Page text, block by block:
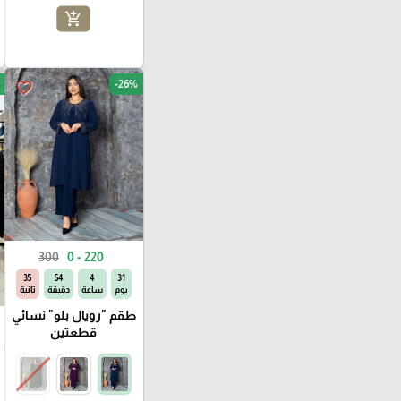
add_shopping_cart
favorite_border -26%
300 0 - 220
31
يوم
4
ساعة
54
دقيقة
33
ثانية
طقم "رويال بلو" نسائي
قطعتين